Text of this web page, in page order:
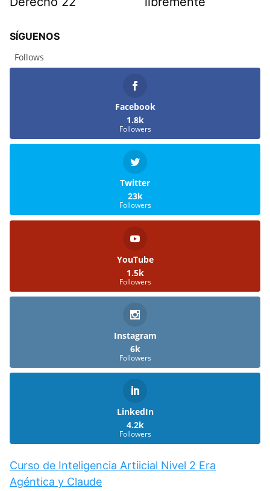
SÍGUENOS
Follows
Facebook
1.8k
Followers
Twitter
23k
Followers
YouTube
1.5k
Followers
Instagram
6k
Followers
LinkedIn
4.2k
Followers
Curso de Inteligencia Artiicial Nivel 2 Era
Agéntica y Claude